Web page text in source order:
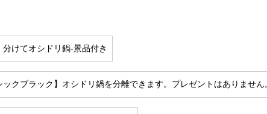
分けてオシドリ鍋-景品付き
ックブラック】オシドリ鍋を分離できます。プレゼントはありません